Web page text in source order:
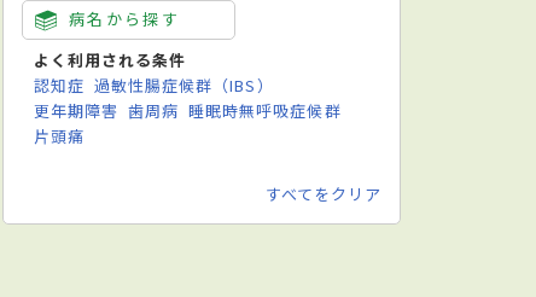
病名から探す
よく利用される条件
認知症 過敏性腸症候群（IBS）
更年期障害 歯周病 睡眠時無呼吸症候群
片頭痛
すべてをクリア